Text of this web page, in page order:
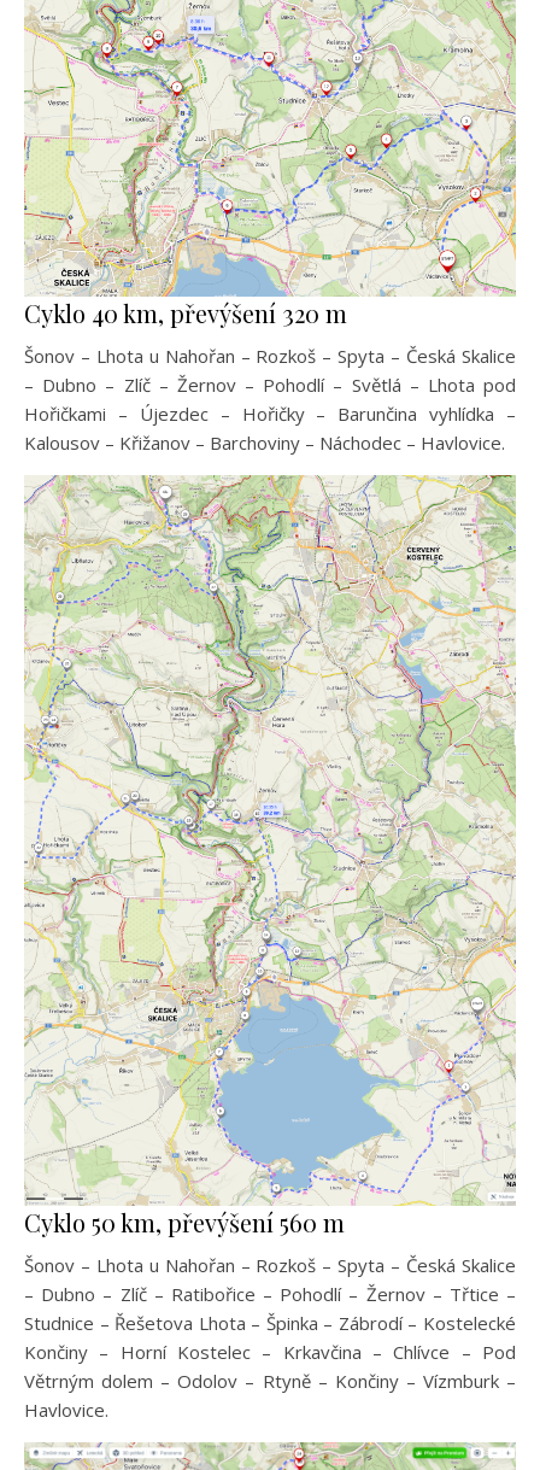
Cyklo 40 km, převýšení 320 m
Šonov – Lhota u Nahořan – Rozkoš – Spyta – Česká Skalice
– Dubno – Zlíč – Žernov – Pohodlí – Světlá – Lhota pod
Hořičkami – Újezdec – Hořičky – Barunčina vyhlídka –
Kalousov – Křižanov – Barchoviny – Náchodec – Havlovice.
Cyklo 50 km, převýšení 560 m
Šonov – Lhota u Nahořan – Rozkoš – Spyta – Česká Skalice
– Dubno – Zlíč – Ratibořice – Pohodlí – Žernov – Třtice –
Studnice – Řešetova Lhota – Špinka – Zábrodí – Kostelecké
Končiny – Horní Kostelec – Krkavčina – Chlívce – Pod
Větrným dolem – Odolov – Rtyně – Končiny – Vízmburk –
Havlovice.